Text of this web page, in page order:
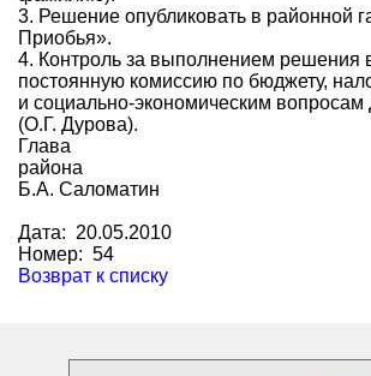
3. Решение опубликовать в районной
Приобья».
4. Контроль за выполнением решения
постоянную комиссию по бюджету,
и социально-экономическим
(О.Г. Дурова).
Глава
Б.А. Саломатин
Дата: 20.05.2010
Номер: 54
Возврат к списку